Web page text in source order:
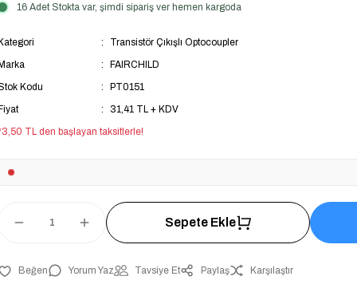
16 Adet Stokta var, şimdi sipariş ver hemen kargoda
Kategori
Transistör Çıkışlı Optocoupler
Marka
FAIRCHILD
Kodu
PT0151
Fiyat
31,41 TL + KDV
TL den başlayan taksitlerle!
Sepete Ekle
Yorum Yaz Tavsiye Et Paylaş Karşılaştır